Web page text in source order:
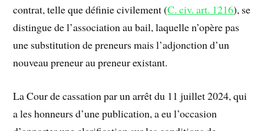
contrat, telle que définie civilement (C. civ. art. 1216), se
distingue de l’association au bail, laquelle n’opère pas
une substitution de preneurs mais l’adjonction d’un
nouveau preneur au preneur existant.
La Cour de cassation par un arrêt du 11 juillet 2024, qui
a les honneurs d’une publication, a eu l’occasion